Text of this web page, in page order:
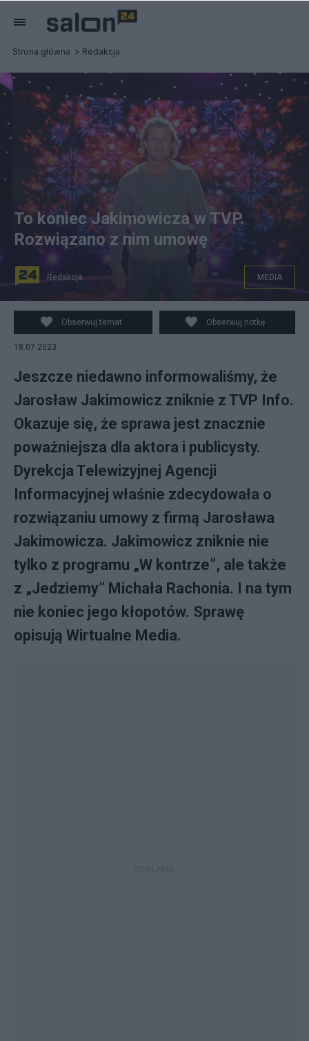
Strona główna Redakcja
Jarosław Jakimowicz. Fot. PAP/Leszek Szymański
To koniec Jakimowicza w TVP.
Rozwiązano z nim umowę
Redakcja MEDIA
Obserwuj temat Obserwuj notkę
18.07.2023
Jeszcze niedawno informowaliśmy, że
Jarosław Jakimowicz zniknie z TVP Info.
Okazuje się, że sprawa jest znacznie
poważniejsza dla aktora i publicysty.
Dyrekcja Telewizyjnej Agencji
Informacyjnej właśnie zdecydowała o
rozwiązaniu umowy z firmą Jarosława
Jakimowicza. Jakimowicz zniknie nie
tylko z programu „W kontrze”, ale także
z „Jedziemy” Michała Rachonia. I na tym
nie koniec jego kłopotów. Sprawę
opisują Wirtualne Media.